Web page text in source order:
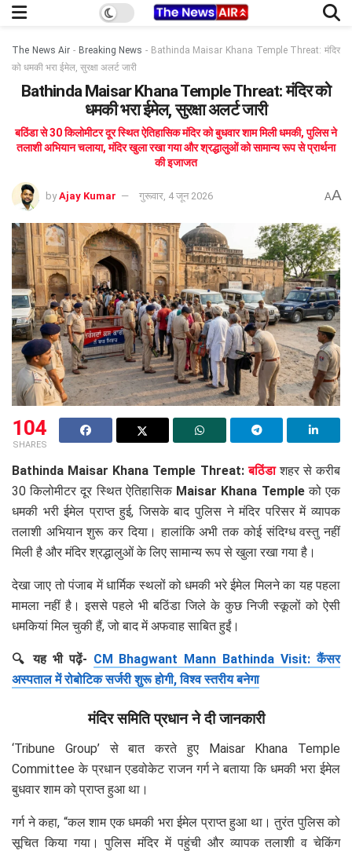
The News Air - Breaking News - Bathinda Maisar Khana Temple Threat: मंदिर
को धमकी भरा ईमेल, सुरक्षा अलर्ट जारी
Bathinda Maisar Khana Temple Threat: मंदिर को
धमकी भरा ईमेल, सुरक्षा अलर्ट जारी
बठिंडा से 30 किलोमीटर दूर स्थित ऐतिहासिक मंदिर को बुधवार शाम मिली धमकी, पुलिस ने
तलाशी अभियान चलाया, मंदिर खुला रखा गया और श्रद्धालुओं को सामान्य रूप से प्रार्थना
की इजाजत
by Ajay Kumar गुरूवार, 4 जून 2026 AA
104
SHARES
Bathinda Maisar Khana Temple Threat: बठिंडाशहर से करीब
30 किलोमीटर दूर स्थित ऐतिहासिक Maisar Khana Templeको एक
धमकी भरी ईमेल प्राप्त हुई, जिसके बाद पुलिस ने मंदिर परिसर में व्यापक
तलाशी अभियान शुरू कर दिया। हालांकि अभी तक कोई संदिग्ध वस्तु नहीं
मिली है और मंदिर श्रद्धालुओं के लिए सामान्य रूप से खुला रखा गया है।
देखा जाए तो पंजाब में धार्मिक स्थलों को धमकी भरे ईमेल मिलने का यह पहला
मामला नहीं है। इससे पहले भी बठिंडा जिले के कुछ निजी स्कूलों को ऐसी
धमकियां मिल चुकी हैं, जो बाद में अफवाह साबित हुईं।
🔍 यह भी पढ़ें- CM Bhagwant Mann Bathinda Visit: कैंसर
अस्पताल में रोबोटिक सर्जरी शुरू होगी, विश्व स्तरीय बनेगा
मंदिर समिति प्रधान ने दी जानकारी
‘Tribune Group’ से बात करते हुए Maisar Khana Temple
Committee के प्रधान एडवोकेट राजन गर्ग ने बताया कि धमकी भरा ईमेल
बुधवार शाम को प्राप्त हुआ था।
गर्ग ने कहा, “कल शाम एक धमकी भरा ईमेल प्राप्त हुआ था। तुरंत पुलिस को
सूचित किया गया। पुलिस मंदिर में पहुंची और व्यापक तलाशी व चेकिंग